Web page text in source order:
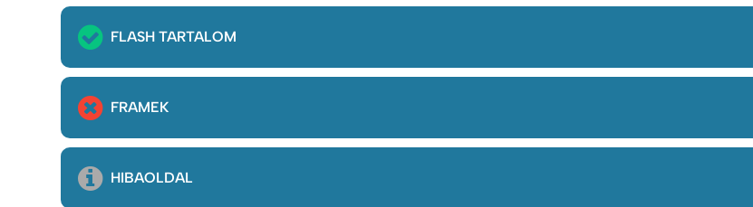
FLASH TARTALOM
FRAMEK
HIBAOLDAL